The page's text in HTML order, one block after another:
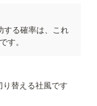
する確率は、これ
す。
替える社風です